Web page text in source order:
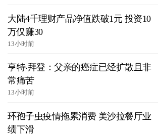
大陆4千理财产品净值跌破1元 投资10
万仅赚30
13小时前
亨特‧拜登：父亲的癌症已经扩散且非
常痛苦
13小时前
环孢子虫疫情拖累消费 美沙拉餐厅业
绩下滑